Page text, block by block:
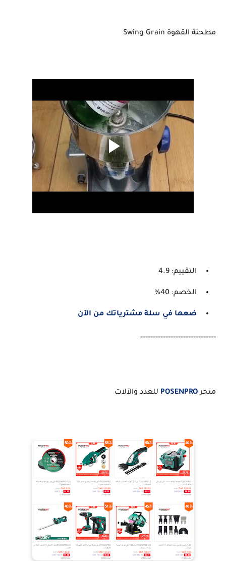
مطحنة القهوة Swing Grain
التقييم: 4.9
الخصم: 40%
ضعها في سلة مشترياتك من الآن
------------------------------
متجرPOSENPRO للعدد والآلات